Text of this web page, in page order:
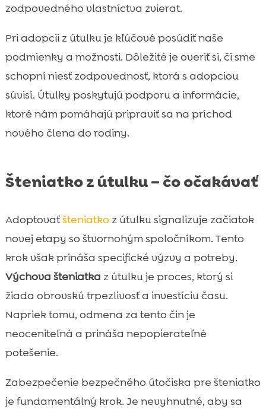
zodpovedného vlastníctva zvierat.
Pri adopcii z útulku je kľúčové posúdiť naše
podmienky a možnosti. Dôležité je overiť si, či sme
schopní niesť zodpovednosť, ktorá s adopciou
súvisí. Útulky poskytujú podporu a informácie,
ktoré nám pomáhajú pripraviť sa na príchod
nového člena do rodiny.
Šteniatko z útulku – čo očakávať
Adoptovaťšteniatko z útulku signalizuje začiatok
novej etapy so štvornohým spoločníkom. Tento
krok však prináša specifické výzvy a potreby.
Výchova šteniatka z útulku je proces, ktorý si
žiada obrovskú trpezlivosť a investíciu času.
Napriek tomu, odmena za tento čin je
neoceniteľná a prináša nepopierateľné
potešenie.
Zabezpečenie bezpečného útočiska pre šteniatko
je fundamentálný krok. Je nevyhnutné, aby sa